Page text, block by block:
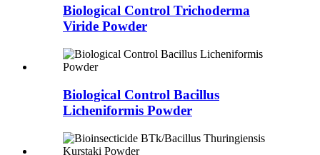
Biological Control Trichoderma
Viride Powder
Biological Control Bacillus
Licheniformis Powder